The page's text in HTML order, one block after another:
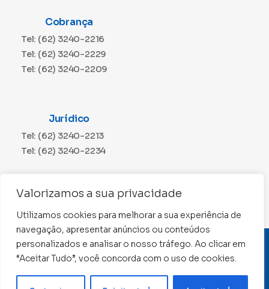
Valorizamos a sua privacidade
Utilizamos cookies para melhorar a sua experiência de
navegação, apresentar anúncios ou conteúdos
personalizados e analisar o nosso tráfego. Ao clicar em
“Aceitar Tudo”, você concorda com o uso de cookies.
Cobrança
Tel: (62) 3240-2216
Tel: (62) 3240-2229
Tel: (62) 3240-2209
Jurídico
Tel: (62) 3240-2213
Tel: (62) 3240-2234
Tel: (62) 3240-2230
CNPJ: 01.015.676/0001-11
Conselho Regional de Contabilidade de Goiás 2022 –
Todos os direitos reservados
Precisa de ajuda ?